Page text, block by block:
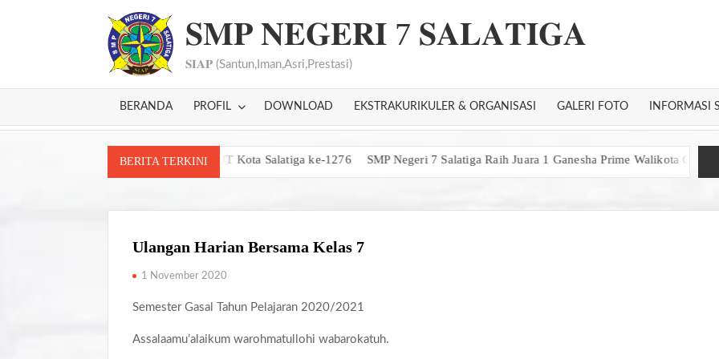
𝐒𝐌𝐏 𝐍𝐄𝐆𝐄𝐑𝐈 7 𝐒𝐀𝐋𝐀𝐓𝐈𝐆𝐀
𝐒𝐈𝐀𝐏 (Santun,Iman,Asri,Prestasi)
BERANDA PROFIL DOWNLOAD EKSTRAKURIKULER & ORGANISASI GALERI FOTO INFORMASI
BERITA TERKINI
Festival Seni dan Bazar HUT Kota Salatiga ke-1276 SMP Negeri 7 Salatiga Raih Juara 1 Ganesha Prime Walikota Cup 2026
Ulangan Harian Bersama Kelas 7
1 November 2020
Semester Gasal Tahun Pelajaran 2020/2021
Assalaamu’alaikum warohmatullohi wabarokatuh.